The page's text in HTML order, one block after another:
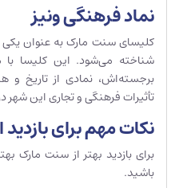
نماد فرهنگی ونیز
کلیسای سنت مارک به عنوان یکی
شناخته می‌شود. این کلیسا با
برجسته‌اش، نمادی از تاریخ
تأثیرات فرهنگی و تجاری این
نکات مهم برای
برای بازدید بهتر از سنت مارک
باشید.